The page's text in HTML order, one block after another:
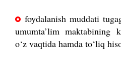
foydalanish muddati
umumta’lim maktabining
o‘z vaqtida hamda to‘liq